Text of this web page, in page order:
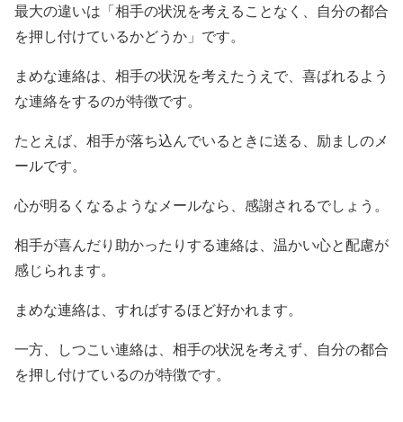
最大の違いは「相手の状況を考えることなく、自分の都合
を押し付けているかどうか」です。
まめな連絡は、相手の状況を考えたうえで、喜ばれるよう
な連絡をするのが特徴です。
たとえば、相手が落ち込んでいるときに送る、励ましのメ
ールです。
心が明るくなるようなメールなら、感謝されるでしょう。
相手が喜んだり助かったりする連絡は、温かい心と配慮が
感じられます。
まめな連絡は、すればするほど好かれます。
一方、しつこい連絡は、相手の状況を考えず、自分の都合
を押し付けているのが特徴です。